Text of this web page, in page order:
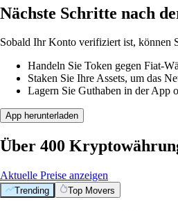
Nächste Schritte nach
Sobald Ihr Konto verifiziert ist, können
Handeln Sie Token gegen Fiat-
Staken Sie Ihre Assets, um das
Lagern Sie Guthaben in der App
App herunterladen
Über 400
Aktuelle Preise anzeigen
Trending Top Movers